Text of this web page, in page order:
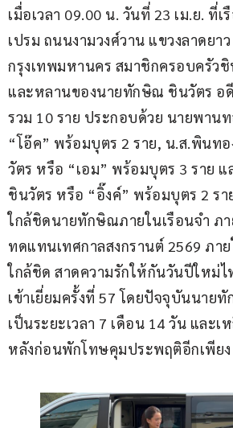
เมื่อเวลา 09.00 น. วันที่ 23 เม.ย. ที่เ
เปรม ถนนงามวงศ์วาน แขวงลาดยา
กรุงเทพมหานคร สมาชิกครอบครัว
และหลานของนายทักษิณ ชินวัตร อ
รวม 10 ราย ประกอบด้วย นายพาน
“โอ๊ค” พร้อมบุตร 2 ราย, น.ส.พินท
วัตร หรือ “เอม” พร้อมบุตร 3 ราย
ชินวัตร หรือ “อิ๊งค์” พร้อมบุตร 2 รา
ใกล้ชิดนายทักษิณภายในเรือนจำ ภา
ทดแทนเทศกาลสงกรานต์ 2569 ภา
ใกล้ชิด สาดความรักให้กันวันปีใหม่ไ
เข้าเยี่ยมครั้งที่ 57 โดยปัจจุบันนาย
เป็นระยะเวลา 7 เดือน 14 วัน และเ
หลังก่อนพักโทษคุมประพฤติอีกเพีย